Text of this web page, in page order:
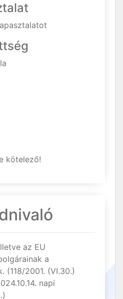
kötelező!
az EU
a
(118/2001. (VI.30.)
napi